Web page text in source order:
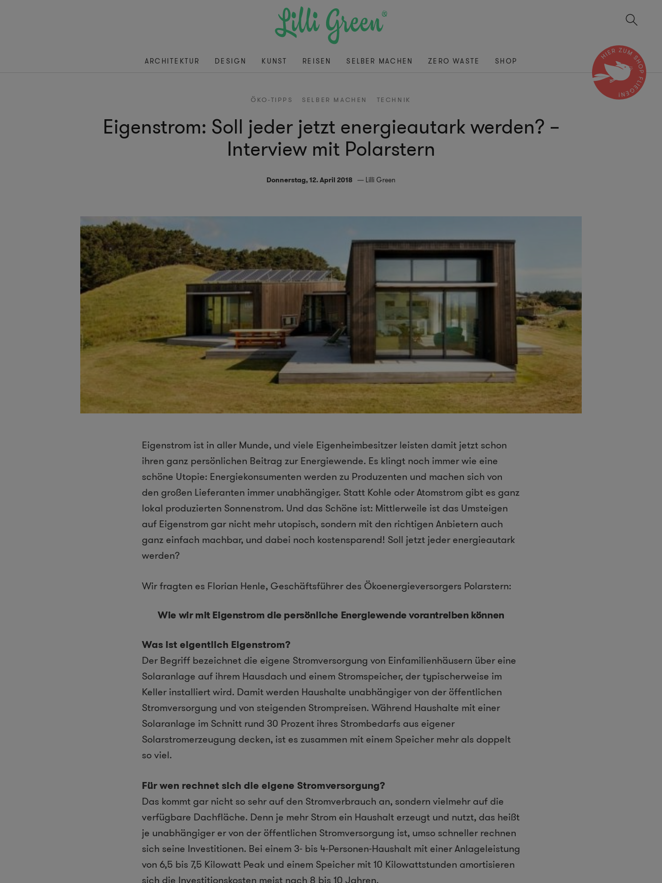
ARCHITEKTUR DESIGN KUNST REISEN SELBER MACHEN ZERO WASTE SHOP
ÖKO-TIPPS SELBER MACHEN TECHNIK
Eigenstrom: Soll jeder jetzt energieautark werden? –
Interview mit Polarstern
Donnerstag, 12. April 2018 Lilli Green
Eigenstrom ist in aller Munde, und viele Eigenheimbesitzer leisten damit jetzt schon
ihren ganz persönlichen Beitrag zur Energiewende. Es klingt noch immer wie eine
schöne Utopie: Energiekonsumenten werden zu Produzenten und machen sich von
den großen Lieferanten immer unabhängiger. Statt Kohle oder Atomstrom gibt es ganz
lokal produzierten Sonnenstrom. Und das Schöne ist: Mittlerweile ist das Umsteigen
auf Eigenstrom gar nicht mehr utopisch, sondern mit den richtigen Anbietern auch
ganz einfach machbar, und dabei noch kostensparend! Soll jetzt jeder energieautark
werden?
Wir fragten es Florian Henle, Geschäftsführer des Ökoenergieversorgers Polarstern:
Wie wir mit Eigenstrom die persönliche Energiewende vorantreiben können
Was ist eigentlich Eigenstrom?
Der Begriff bezeichnet die eigene Stromversorgung von Einfamilienhäusern über eine
Solaranlage auf ihrem Hausdach und einem Stromspeicher, der typischerweise im
Keller installiert wird. Damit werden Haushalte unabhängiger von der öffentlichen
Stromversorgung und von steigenden Strompreisen. Während Haushalte mit einer
Solaranlage im Schnitt rund 30 Prozent ihres Strombedarfs aus eigener
Solarstromerzeugung decken, ist es zusammen mit einem Speicher mehr als doppelt
so viel.
Für wen rechnet sich die eigene Stromversorgung?
Das kommt gar nicht so sehr auf den Stromverbrauch an, sondern vielmehr auf die
verfügbare Dachfläche. Denn je mehr Strom ein Haushalt erzeugt und nutzt, das heißt
je unabhängiger er von der öffentlichen Stromversorgung ist, umso schneller rechnen
sich seine Investitionen. Bei einem 3- bis 4-Personen-Haushalt mit einer Anlageleistung
von 6,5 bis 7,5 Kilowatt Peak und einem Speicher mit 10 Kilowattstunden amortisieren
sich die Investitionskosten meist nach 8 bis 10 Jahren.